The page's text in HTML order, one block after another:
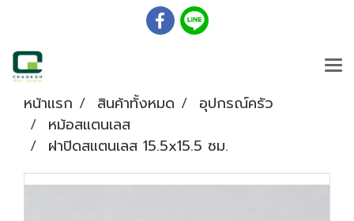
หน้าแรก สินค้าทั้งหมด
อุปกรณ์ครัว
หม้อสแตนเลส
ฝาปิดสแตนเลส 15.5x15.5 ซม.